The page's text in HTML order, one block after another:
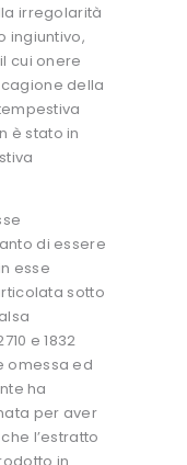
irregolarità
ingiuntivo,
cui onere
della
è stato in
di essere
esse
sotto
e 1832
omessa ed
ha
per aver
l’estratto
in